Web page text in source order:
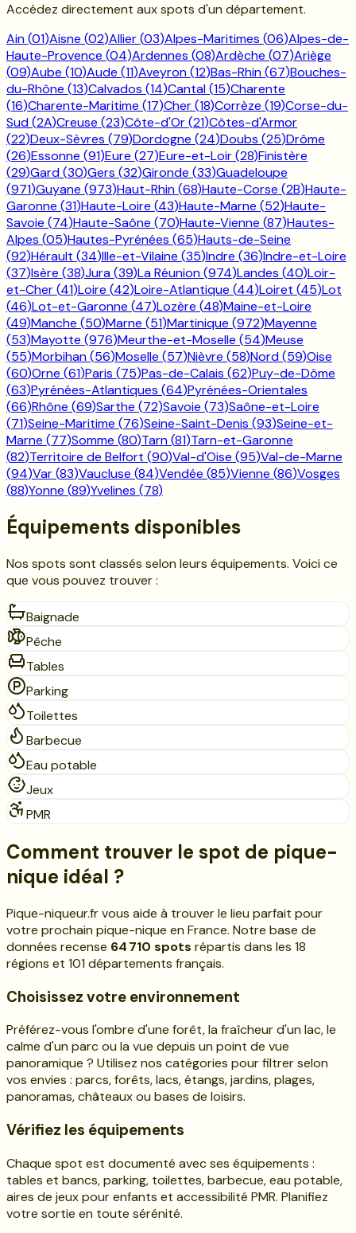
Accédez directement aux spots d'un département.
Ain(01)Aisne (02)Allier(03)Alpes-Maritimes (06)Alpes-de-
Haute-Provence (04)Ardennes (08)Ardèche (07)Ariège
(09)Aube (10)Aude (11)Aveyron(12)Bas-Rhin(67)Bouches-
du-Rhône (13)Calvados (14)Cantal(15)Charente
(16)Charente-Maritime (17)Cher(18)Corrèze (19)Corse-du-
Sud(2A)Creuse (23)Côte-d'Or(21)Côtes-d'Armor
(22)Deux-Sèvres (79)Dordogne (24)Doubs (25)Drôme
(26)Essonne (91)Eure (27)Eure-et-Loir(28)Finistère
(29)Gard(30)Gers (32)Gironde (33)Guadeloupe
(971)Guyane (973)Haut-Rhin(68)Haute-Corse (2B)Haute-
Garonne (31)Haute-Loire (43)Haute-Marne (52)Haute-
Savoie (74)Haute-Saône (70)Haute-Vienne (87)Hautes-
Alpes (05)Hautes-Pyrénées (65)Hauts-de-Seine
(92)Hérault (34)Ille-et-Vilaine (35)Indre (36)Indre-et-Loire
(37)Isère (38)Jura(39)La Réunion(974)Landes (40)Loir-
et-Cher(41)Loire (42)Loire-Atlantique (44)Loiret (45)Lot
(46)Lot-et-Garonne (47)Lozère (48)Maine-et-Loire
(49)Manche (50)Marne (51)Martinique (972)Mayenne
(53)Mayotte (976)Meurthe-et-Moselle (54)Meuse
(55)Morbihan(56)Moselle (57)Nièvre (58)Nord(59)Oise
(60)Orne (61)Paris (75)Pas-de-Calais (62)Puy-de-Dôme
(63)Pyrénées-Atlantiques (64)Pyrénées-Orientales
(66)Rhône (69)Sarthe (72)Savoie (73)Saône-et-Loire
(71)Seine-Maritime (76)Seine-Saint-Denis (93)Seine-et-
Marne (77)Somme (80)Tarn(81)Tarn-et-Garonne
(82)Territoire de Belfort (90)Val-d'Oise (95)Val-de-Marne
(94)Var(83)Vaucluse (84)Vendée (85)Vienne (86)Vosges
(88)Yonne (89)Yvelines (78)
Équipements disponibles
Nos spots sont classés selon leurs équipements. Voici ce
que vous pouvez trouver :
Baignade
Pêche
Tables
Parking
Toilettes
Barbecue
Eau potable
Jeux
PMR
Comment trouver le spot de pique-
nique idéal ?
Pique-niqueur.fr vous aide à trouver le lieu parfait pour
votre prochain pique-nique en France. Notre base de
données recense 64 710 spots répartis dans les 18
régions et 101départements français.
Choisissez votre environnement
Préférez-vous l'ombre d'une forêt, la fraîcheur d'un lac, le
calme d'un parc ou la vue depuis un point de vue
panoramique ? Utilisez nos catégories pour filtrer selon
vos envies : parcs, forêts, lacs, étangs, jardins, plages,
panoramas, châteaux ou bases de loisirs.
Vérifiez les équipements
Chaque spot est documenté avec ses équipements :
tables et bancs, parking, toilettes, barbecue, eau potable,
aires de jeux pour enfants et accessibilité PMR. Planifiez
votre sortie en toute sérénité.